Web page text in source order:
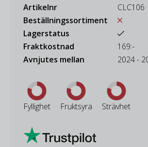
Artikelnr
CLC106
Beställningssortiment
Lagerstatus
Fraktkostnad
169:-
Avnjutes mellan
2024 -
Fyllighet Fruktsyra Strävhet